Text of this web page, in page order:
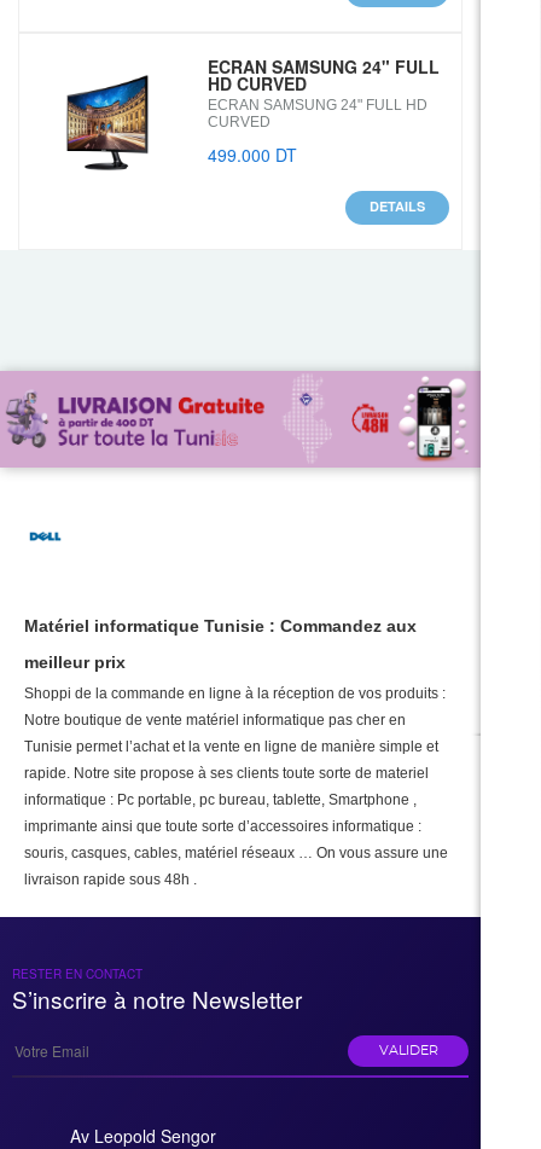
ECRAN SAMSUNG 24" FULL
HD CURVED
ECRAN SAMSUNG 24" FULL HD
CURVED
499.000 DT
DETAILS
Matériel informatique Tunisie : Commandez aux
meilleur prix
Shoppi de la commande en ligne à la réception de vos produits :
Notre boutique de vente matériel informatique pas cher en
Tunisie permet l’achat et la vente en ligne de manière simple et
rapide. Notre site propose à ses clients toute sorte de materiel
informatique : Pc portable, pc bureau, tablette, Smartphone ,
imprimante ainsi que toute sorte d’accessoires informatique :
souris, casques, cables, matériel réseaux … On vous assure une
livraison rapide sous 48h .
RESTER EN CONTACT
S’inscrire à notre Newsletter
VALIDER
Av Leopold Sengor